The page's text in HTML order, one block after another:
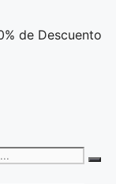
de Descuento